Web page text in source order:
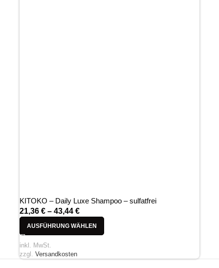
KITOKO – Daily Luxe Shampoo – sulfatfrei
21,36 € – 43,44 €
AUSFÜHRUNG WÄHLEN
inkl. MwSt.
zzgl. Versandkosten